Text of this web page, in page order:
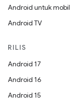
Android untuk mobil
Android TV
RILIS
Android 17
Android 16
Android 15